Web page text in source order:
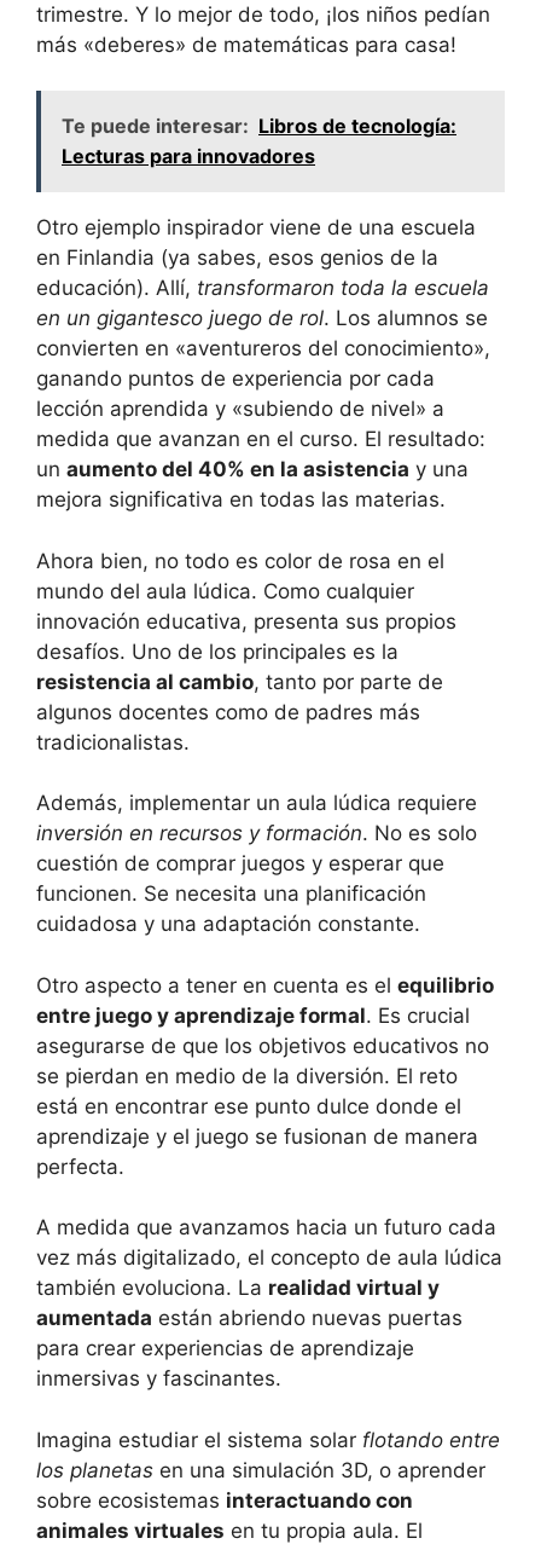
trimestre. Y lo mejor de todo, ¡los niños pedían
más «deberes» de matemáticas para casa!
Te puede interesar: Libros de tecnología:
Lecturas para innovadores
Otro ejemplo inspirador viene de una escuela
en Finlandia (ya sabes, esos genios de la
educación). Allí, transformaron toda la escuela
en un gigantesco juego de rol. Los alumnos se
convierten en «aventureros del conocimiento»,
ganando puntos de experiencia por cada
lección aprendida y «subiendo de nivel» a
medida que avanzan en el curso. El resultado:
un aumento del 40% en la asistencia y una
mejora significativa en todas las materias.
Ahora bien, no todo es color de rosa en el
mundo del aula lúdica. Como cualquier
innovación educativa, presenta sus propios
desafíos. Uno de los principales es la
resistencia al cambio, tanto por parte de
algunos docentes como de padres más
tradicionalistas.
Además, implementar un aula lúdica requiere
inversión en recursos y formación. No es solo
cuestión de comprar juegos y esperar que
funcionen. Se necesita una planificación
cuidadosa y una adaptación constante.
Otro aspecto a tener en cuenta es el equilibrio
entre juego y aprendizaje formal. Es crucial
asegurarse de que los objetivos educativos no
se pierdan en medio de la diversión. El reto
está en encontrar ese punto dulce donde el
aprendizaje y el juego se fusionan de manera
perfecta.
A medida que avanzamos hacia un futuro cada
vez más digitalizado, el concepto de aula lúdica
también evoluciona. La realidad virtual y
aumentada están abriendo nuevas puertas
para crear experiencias de aprendizaje
inmersivas y fascinantes.
Imagina estudiar el sistema solar flotando entre
los planetas en una simulación 3D, o aprender
sobre ecosistemas interactuando con
animales virtuales en tu propia aula. El